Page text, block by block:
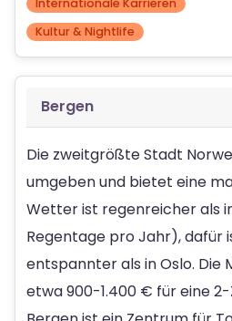
Kultur & Nightlife
Bergen
Die zweitgrößte Stadt
umgeben und bietet eine
Wetter ist regenreicher als
Regentage pro Jahr), dafür
entspannter als in Oslo. Die
etwa 900-1.400 € für eine